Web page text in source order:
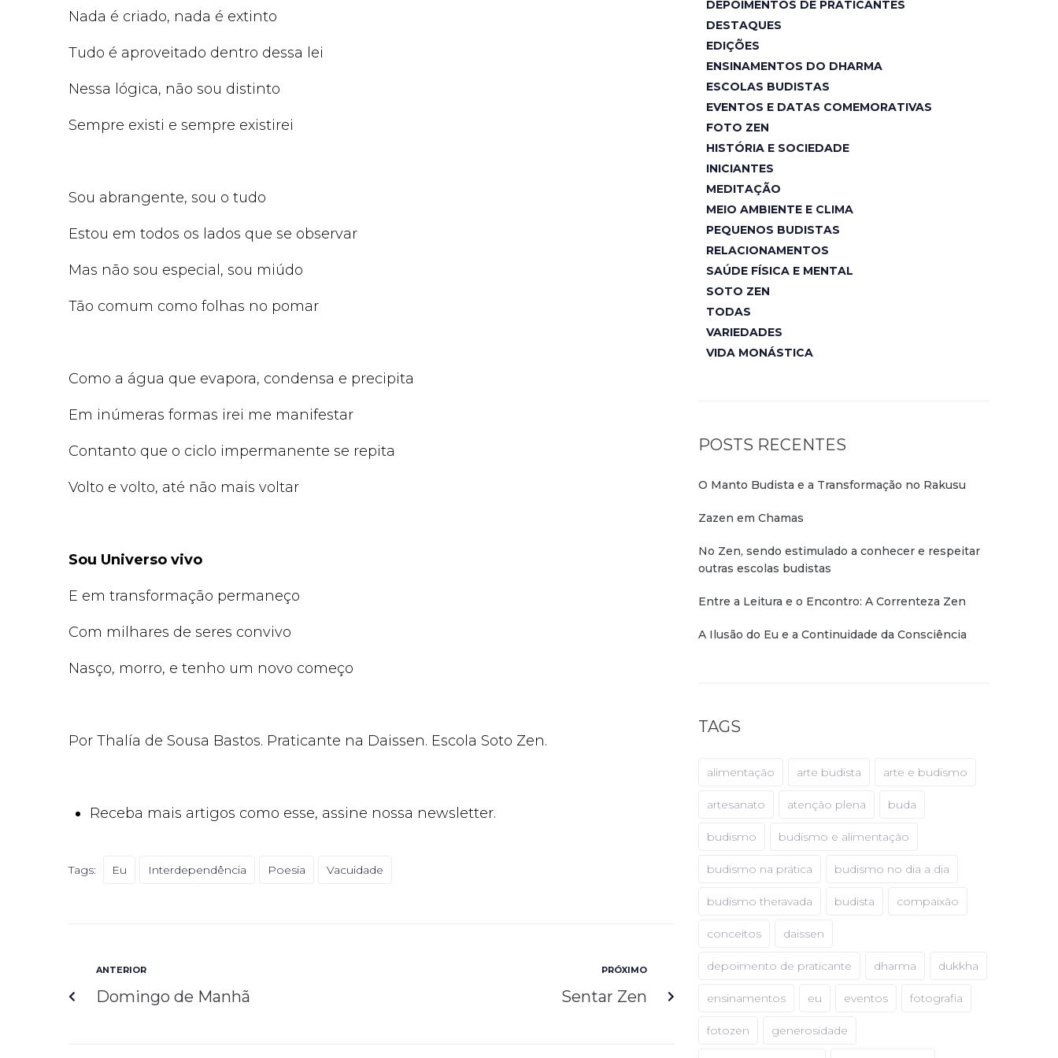
Nada é criado, nada é extinto
Tudo é aproveitado dentro dessa lei
Nessa lógica, não sou distinto
Sempre existi e sempre existirei
Sou abrangente, sou o tudo
Estou em todos os lados que se observar
Mas não sou especial, sou miúdo
Tão comum como folhas no pomar
Como a água que evapora, condensa e precipita
Em inúmeras formas irei me manifestar
Contanto que o ciclo impermanente se repita
Volto e volto, até não mais voltar
Sou Universo vivo
E em transformação permaneço
Com milhares de seres convivo
Nasço, morro, e tenho um novo começo
Por Thalía de Sousa Bastos. Praticante na Daissen. Escola Soto Zen.
Receba mais artigos como esse, assine nossa newsletter.
Tags: Eu Interdependência Poesia Vacuidade
ANTERIOR
Domingo de Manhã
PRÓXIMO
Sentar Zen
DEPOIMENTOS DE PRATICANTES
DESTAQUES
EDIÇÕES
ENSINAMENTOS DO DHARMA
ESCOLAS BUDISTAS
EVENTOS E DATAS COMEMORATIVAS
FOTO ZEN
HISTÓRIA E SOCIEDADE
INICIANTES
MEDITAÇÃO
MEIO AMBIENTE E CLIMA
PEQUENOS BUDISTAS
RELACIONAMENTOS
SAÚDE FÍSICA E MENTAL
SOTO ZEN
TODAS
VARIEDADES
VIDA MONÁSTICA
POSTS RECENTES
O Manto Budista e a Transformação no Rakusu
Zazen em Chamas
No Zen, sendo estimulado a conhecer e respeitar
outras escolas budistas
Entre a Leitura e o Encontro: A Correnteza Zen
A Ilusão do Eu e a Continuidade da Consciência
TAGS
alimentação arte budista arte e budismo
artesanato atenção plena buda
budismo budismo e alimentação
budismo na prática budismo no dia a dia
budismo theravada budista compaixão
conceitos daissen
depoimento de praticante dharma dukkha
ensinamentos eu eventos fotografia
fotozen generosidade